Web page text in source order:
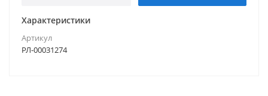
Характеристики
Артикул
РЛ-00031274